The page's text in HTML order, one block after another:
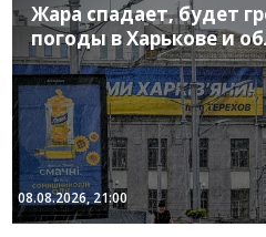
Жара спадает, будет
погоды в Харькове и
08.08.2026, 21:00